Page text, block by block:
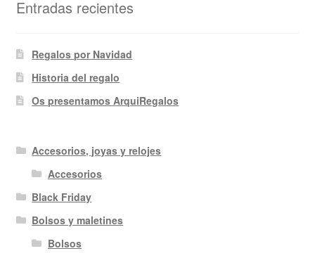
Entradas recientes
Regalos por Navidad
Historia del regalo
Os presentamos ArquiRegalos
Accesorios, joyas y relojes
Accesorios
Black Friday
Bolsos y maletines
Bolsos